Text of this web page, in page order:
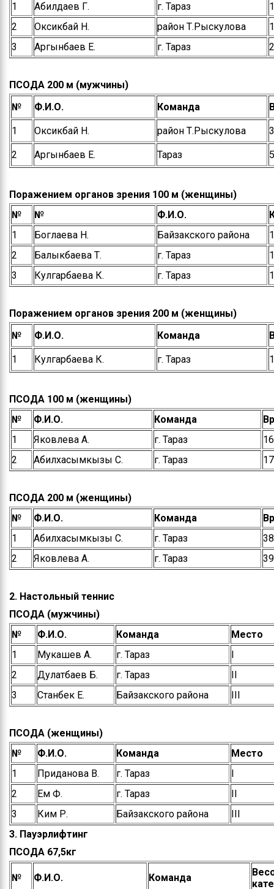
1
Абилдаев Г. г. Тараз
2
Оксикбай Н. район Т.Рыскулова
3
Аргынбаев Е. г. Тараз
ПСОДА 200 м (мужчины)
№
Ф.И.О. Команда
1 Оксикбай Н. район Т.Рыскулова
2 Аргынбаев Е. Тараз
Поражением органов зрения 100 м (женщины)
№
№ Ф.И.О.
1
Боглаева Н. Байзакского района
2
Балыкбаева Т. г. Тараз
3
Кулгарбаева К. г. Тараз
Поражением органов зрения 200 м (женщины)
№
Ф.И.О. Команда
1 Кулгарбаева К. г. Тараз
ПСОДА 100 м (женщины)
№
Ф.И.О. Команда
1
Яковлева А. г. Тараз
2
Абилхасымкызы С. г. Тараз
ПСОДА 200 м (женщины)
№
Ф.И.О. Команда
1
Абилхасымкызы С. г. Тараз
2
Яковлева А. г. Тараз
2. Настольный теннис
ПСОДА (мужчины)
№
Ф.И.О. Команда
Место
1
Мукашев А. г. Тараз
І
2
Дулатбаев Б. г. Тараз
ІІ
3
Станбек Е. Байзакского района ІІІ
ПСОДА (женщины)
№
Ф.И.О. Команда
Место
1
Приданова В. г. Тараз
І
2
Ем Ф. г. Тараз
ІІ
3
Ким Р. Байзакского района
ІІІ
3. Пауэрлифтинг
ПСОДА 67,5кг
№ Ф.И.О. Команда